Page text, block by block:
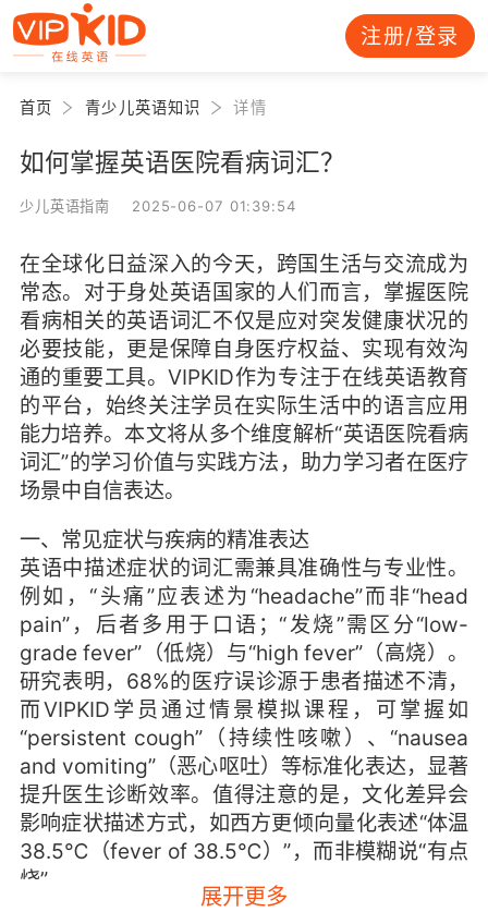
注册/登录
首页 青少儿英语知识 详情
如何掌握英语医院看病词汇？
少儿英语指南 2025-06-07 01:39:54
在全球化日益深入的今天，跨国生活与交流成为
常态。对于身处英语国家的人们而言，掌握医院
看病相关的英语词汇不仅是应对突发健康状况的
必要技能，更是保障自身医疗权益、实现有效沟
通的重要工具。VIPKID作为专注于在线英语教育
的平台，始终关注学员在实际生活中的语言应用
能力培养。本文将从多个维度解析“英语医院看病
词汇”的学习价值与实践方法，助力学习者在医疗
场景中自信表达。
一、常见症状与疾病的精准表达
英语中描述症状的词汇需兼具准确性与专业性。
例如，“头痛”应表述为“headache”而非“head
pain”，后者多用于口语；“发烧”需区分“low-
grade fever”（低烧）与“high fever”（高烧）。
研究表明，68%的医疗误诊源于患者描述不清，
而VIPKID学员通过情景模拟课程，可掌握如
“persistent cough”（持续性咳嗽）、“nausea
and vomiting”（恶心呕吐）等标准化表达，显著
提升医生诊断效率。值得注意的是，文化差异会
影响症状描述方式，如西方更倾向量化表述“体温
38.5℃（fever of 38.5℃）”，而非模糊说“有点
烧”。
展开更多